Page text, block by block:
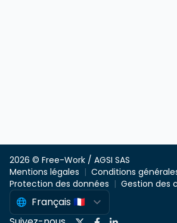
2026 © Free-Work / AGSI SAS
Mentions légales
Conditions
Protection des données
Gestion des